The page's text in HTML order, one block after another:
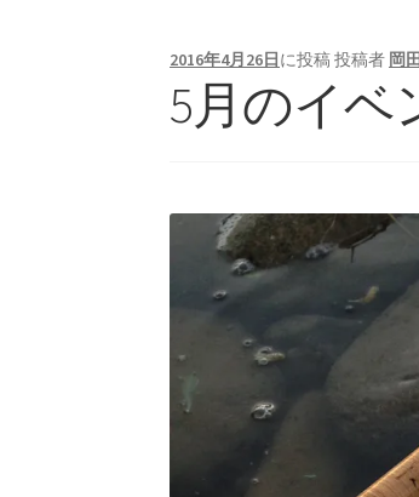
2016年4月26日に投稿投稿者 岡
5月のイベ